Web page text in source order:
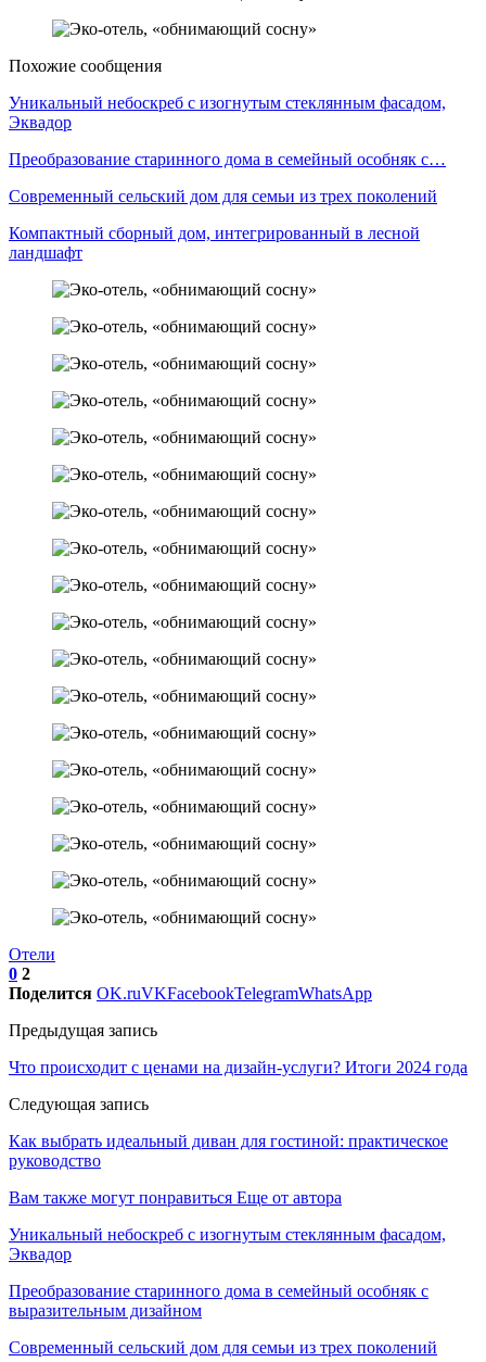
Похожие сообщения
Уникальный небоскреб с изогнутым стеклянным фасадом,
Эквадор
Преобразование старинного дома в семейный особняк с…
Современный сельский дом для семьи из трех поколений
Компактный сборный дом, интегрированный в лесной
ландшафт
Отели
0 2
Поделится OK.ruVKFacebookTelegramWhatsApp
Предыдущая запись
Что происходит с ценами на дизайн-услуги? Итоги 2024 года
Следующая запись
Как выбрать идеальный диван для гостиной: практическое
руководство
Вам также могут понравиться Еще от автора
Уникальный небоскреб с изогнутым стеклянным фасадом,
Эквадор
Преобразование старинного дома в семейный особняк с
выразительным дизайном
Современный сельский дом для семьи из трех поколений